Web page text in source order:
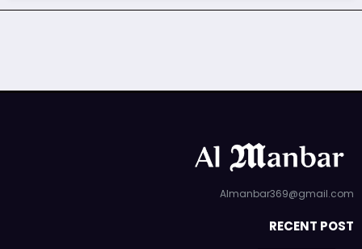
Almanbar369@gmail.com
RECENT POST